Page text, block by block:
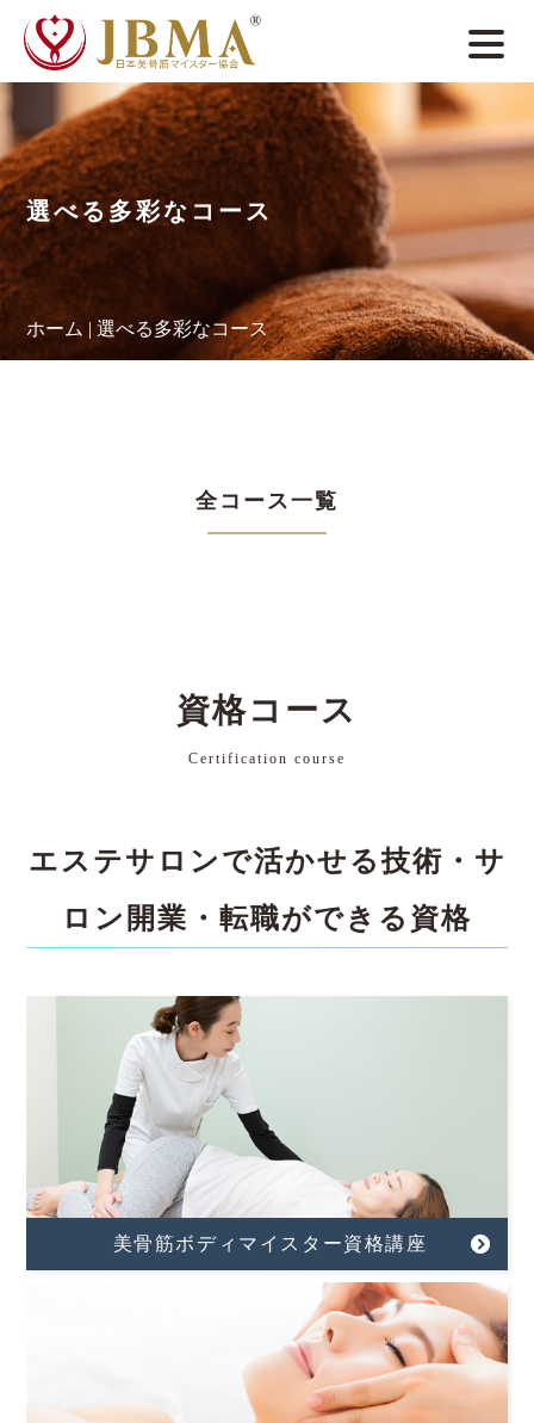
選べる多彩なコース
ホーム | 選べる多彩なコース
全コース一覧
資格コース
Certification course
エステサロンで活かせる技術・サ
ロン開業・転職ができる資格
美骨筋ボディマイスター資格講座